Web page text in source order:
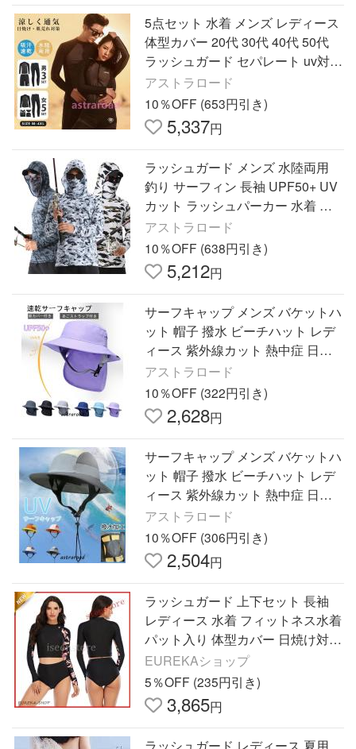
5点セット 水着 メンズ レディース
体型カバー 20代 30代 40代 50代
ラッシュガード セパレート uv対策
カップル uvカット UVパーカー 紫
外線対策 サーフィン
アストラロード
10％OFF (653円引き)
5,337円
ラッシュガード メンズ 水陸両用
釣り サーフィン 長袖 UPF50+ UV
カット ラッシュパーカー 水着 紫
外線対策 日焼け対策 マリンスポー
ツ フード 吸水 速乾 海水浴
アストラロード
10％OFF (638円引き)
5,212円
サーフキャップ メンズ バケットハ
ット 帽子 撥水 ビーチハット レデ
ィース 紫外線カット 熱中症 日差
し避け サーフィン サーフハット
アストラロード
10％OFF (322円引き)
2,628円
サーフキャップ メンズ バケットハ
ット 帽子 撥水 ビーチハット レデ
ィース 紫外線カット 熱中症 日差
し避け サーフィン
アストラロード
10％OFF (306円引き)
2,504円
ラッシュガード 上下セット 長袖
レディース 水着 フィットネス水着
パット入り 体型カバー 日焼け対策
セパレート スイムウェア サーフィ
ン 練習用
EUREKAショップ
5％OFF (235円引き)
3,865円